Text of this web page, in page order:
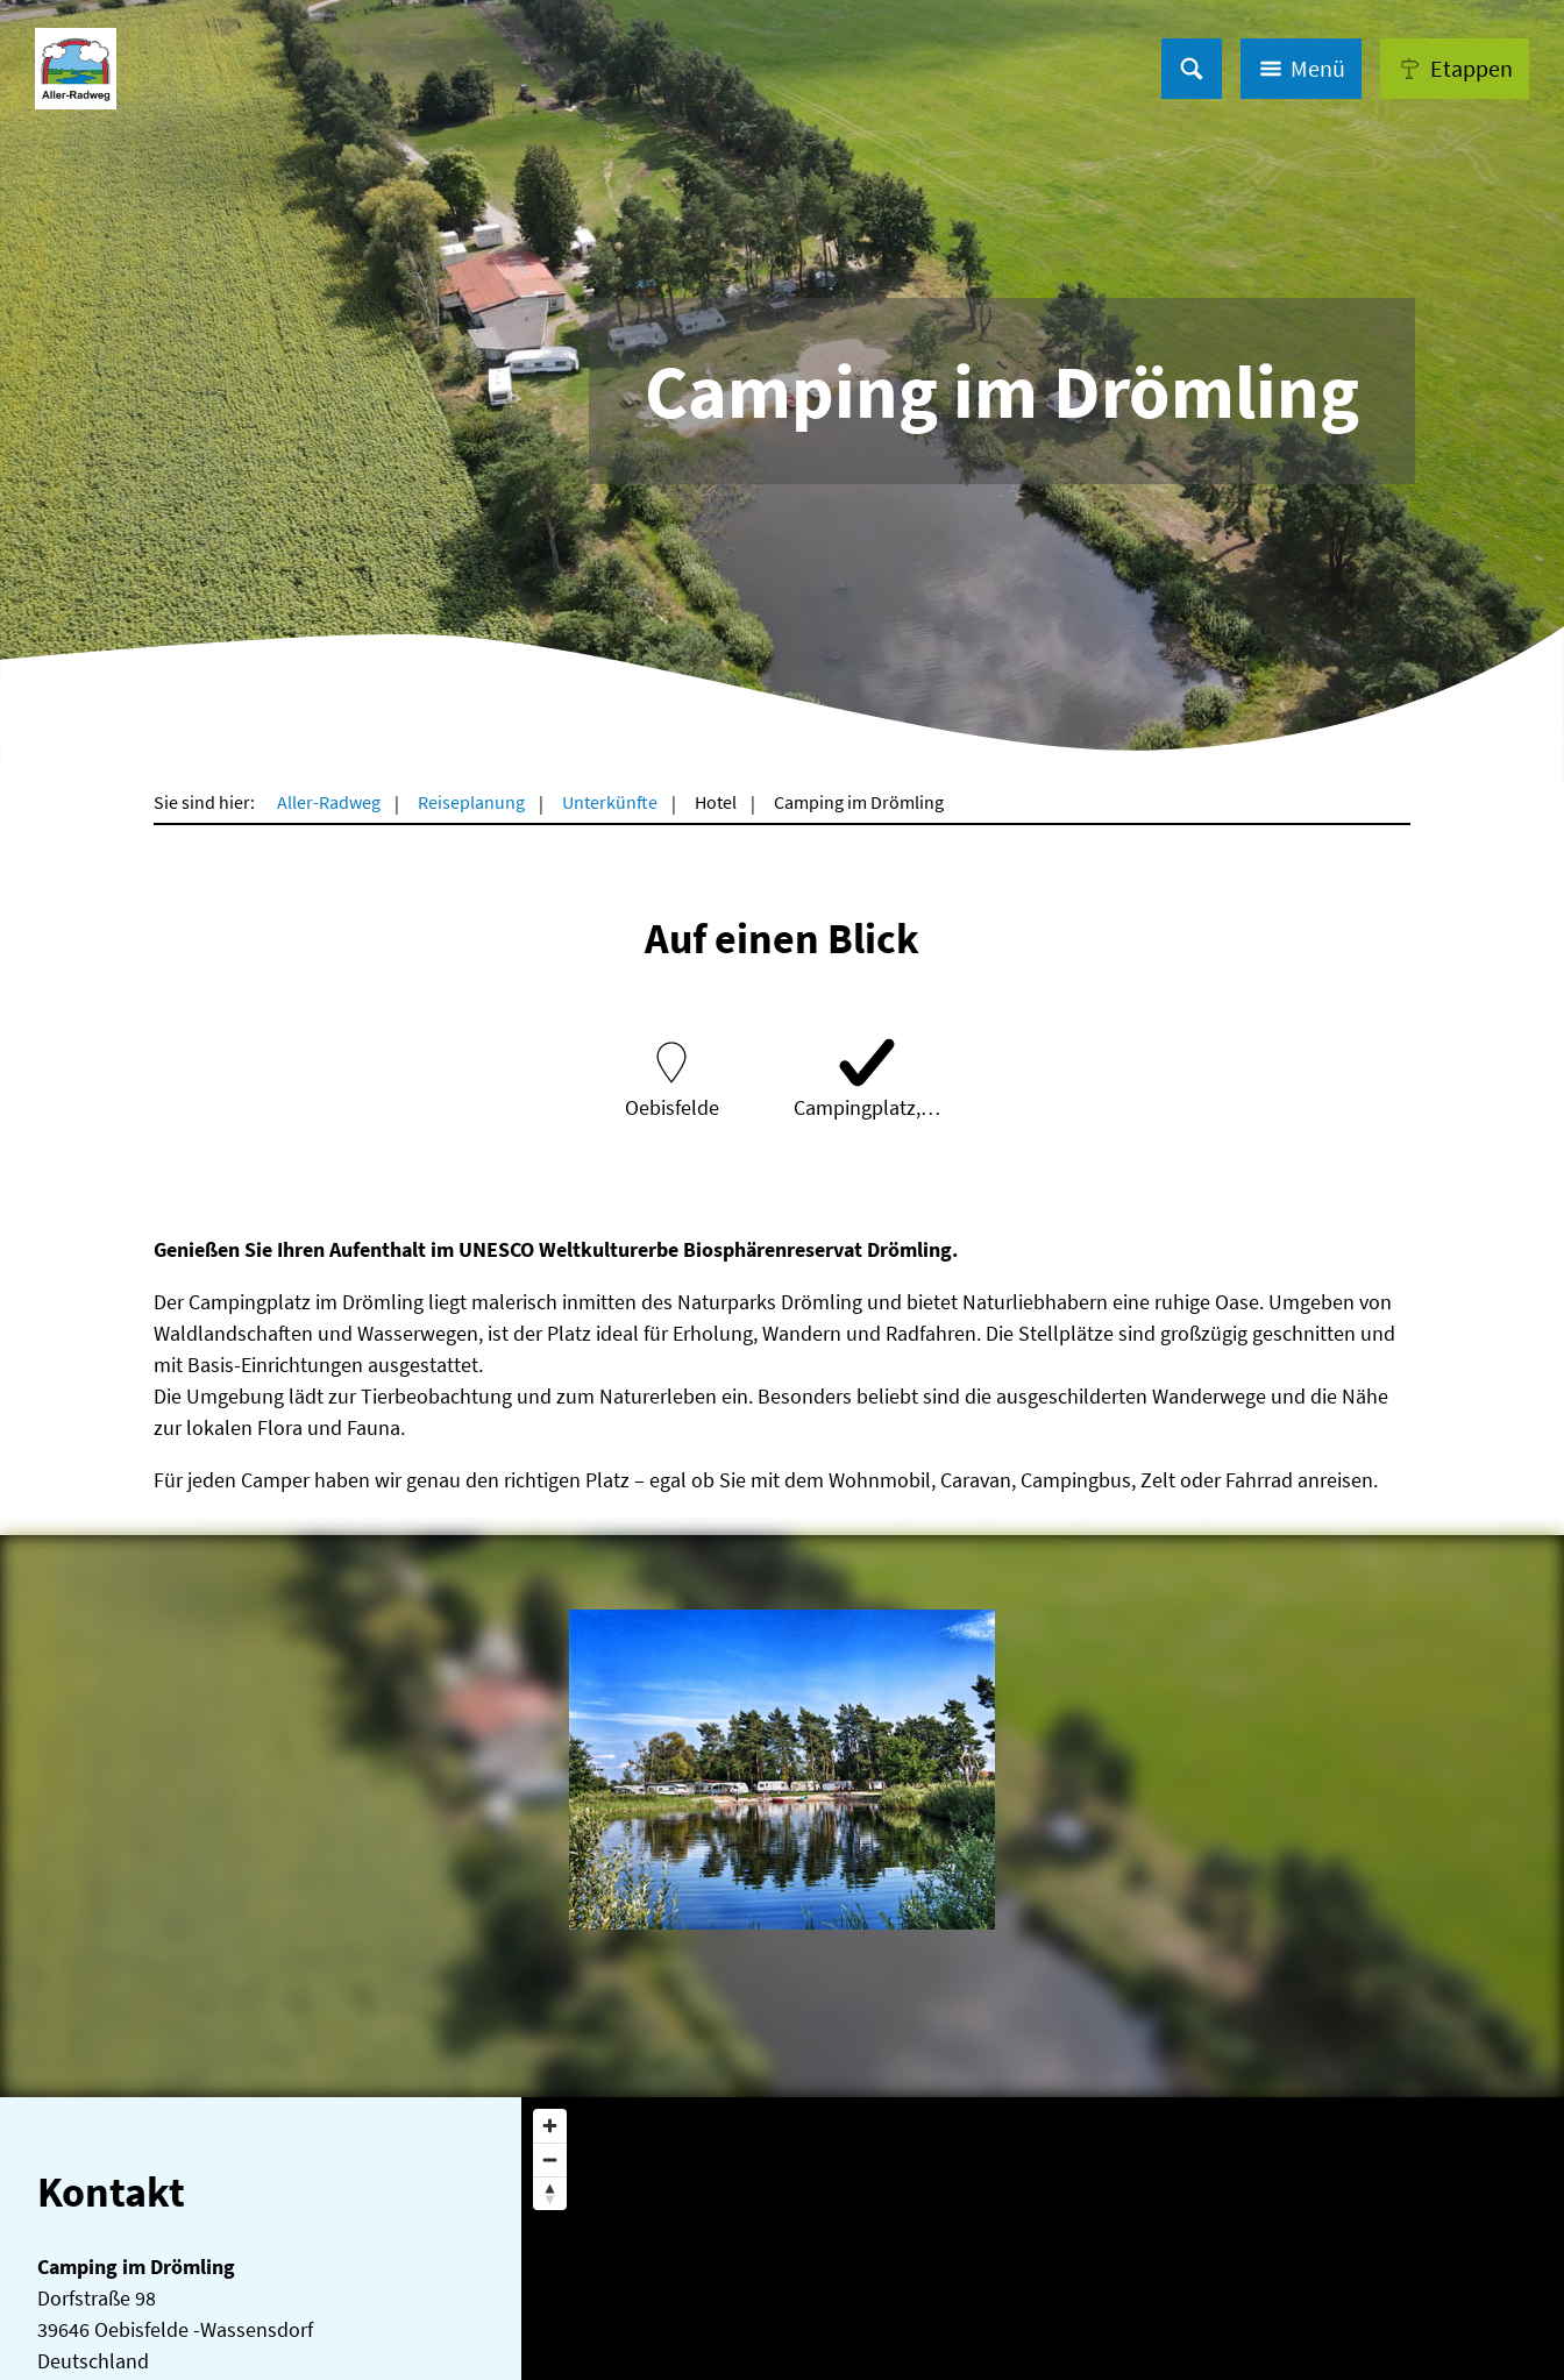
Menü Etappen
Camping im Drömling
Sie sind hier: Aller-Radweg Reiseplanung Unterkünfte Hotel Camping im Drömling
Auf einen Blick
Oebisfelde Campingplatz,…
Genießen Sie Ihren Aufenthalt im UNESCO Weltkulturerbe Biosphärenreservat Drömling.
Der Campingplatz im Drömling liegt malerisch inmitten des Naturparks Drömling und bietet Naturliebhabern eine ruhige Oase. Umgeben von
Waldlandschaften und Wasserwegen, ist der Platz ideal für Erholung, Wandern und Radfahren. Die Stellplätze sind großzügig geschnitten und
mit Basis-Einrichtungen ausgestattet.
Die Umgebung lädt zur Tierbeobachtung und zum Naturerleben ein. Besonders beliebt sind die ausgeschilderten Wanderwege und die Nähe
zur lokalen Flora und Fauna.
Für jeden Camper haben wir genau den richtigen Platz – egal ob Sie mit dem Wohnmobil, Caravan, Campingbus, Zelt oder Fahrrad anreisen.
Kontakt
Camping im Drömling
Dorfstraße 98
39646 Oebisfelde -Wassensdorf
Deutschland